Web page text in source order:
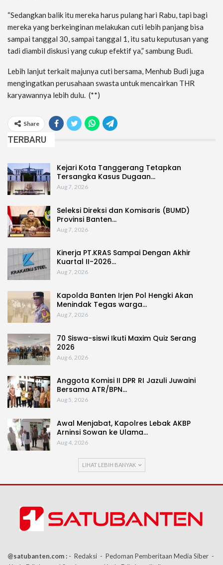
“Sedangkan balik itu mereka harus pulang hari Rabu, tapi bagi
mereka yang berkeinginan melakukan cuti lebih panjang bisa
sampai tanggal 30, sampai tanggal 1, itu satu keputusan yang
tadi diambil diskusi yang cukup efektif ya,” sambung Budi.
Lebih lanjut terkait majunya cuti bersama, Menhub Budi juga
mengingatkan perusahaan swasta untuk mencairkan THR
karyawannya lebih dulu. (**)
Share
TERBARU
Kejari Kota Tanggerang Tetapkan
Tersangka Kasus Dugaan…
Aug 7, 2026
Seleksi Direksi dan Komisaris (BUMD)
Provinsi Banten…
Aug 7, 2026
Kinerja PT.KRAS Sampai Dengan Akhir
Kuartal II-2026…
Aug 7, 2026
Kapolda Banten Irjen Pol Hengki Akan
Menindak Tegas warga…
Aug 7, 2026
70 Siswa-siswi Ikuti Maxim Quiz Serang
2026
Aug 6, 2026
Anggota Komisi II DPR RI Jazuli Juwaini
Bersama ATR/BPN…
Aug 5, 2026
Awal Menjabat, Kapolres Lebak AKBP
Arninsi Sowan ke Ulama…
Aug 4, 2026
LIHAT LEBIH BANYAK
@satubanten.com : - Redaksi - Pedoman Pemberitaan Media Siber -